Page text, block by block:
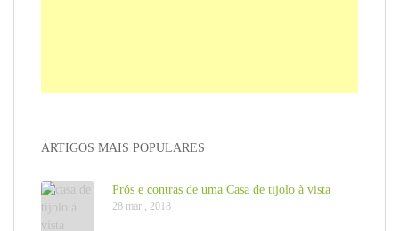
ARTIGOS MAIS POPULARES
Prós e contras de uma Casa de tijolo à vista
28 mar , 2018